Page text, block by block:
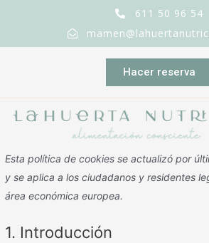
611 50 96 54
Hacer reserva
Esta política de cookies se actualizó por
y se aplica a los ciudadanos y residentes
área económica europea.
1. Introducción